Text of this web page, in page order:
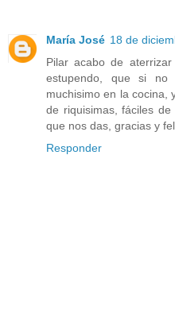
María José 18 de
Pilar acabo de
estupendo, que si
muchisimo en la cocina,
de riquisimas, fáciles
que nos das, gracias y
Responder